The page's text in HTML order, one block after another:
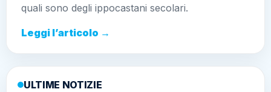
quali sono degli ippocastani secolari.
Leggi l’articolo →
ULTIME NOTIZIE